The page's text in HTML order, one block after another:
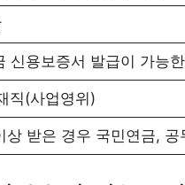
신용보증서 발급이 가능
직(사업영위)
상 받은 경우 국민연금,